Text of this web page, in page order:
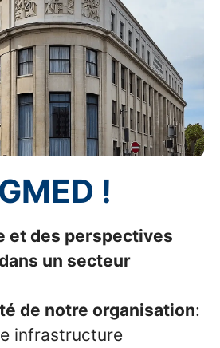
!
et des perspectives
un secteur
de notre organisation:
infrastructure